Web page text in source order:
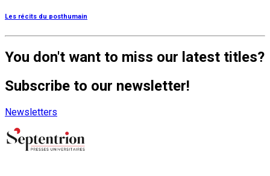
Les récits du posthumain
You don't want to miss our latest titles?
Subscribe to our newsletter!
Newsletters